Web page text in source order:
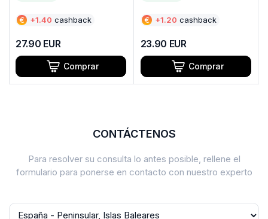
€ +1.40 cashback
27.90 EUR
Comprar
€ +1.20 cashback
23.90 EUR
Comprar
CONTÁCTENOS
Para resolver su consulta lo antes posible, rellene el
formulario para ponerse en contacto con nuestro experto